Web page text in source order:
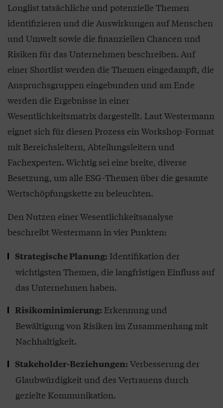
Longlist tatsächliche und potenzielle Themen
identifizieren und die Auswirkungen auf Menschen
und Umwelt sowie die finanziellen Chancen und
Risiken für das Unternehmen beschreiben. Auf
einer Shortlist werden die Themen eingedampft, die
Anspruchsgruppen eingebunden und am Ende
werden die Ergebnisse in einer
Wesentlichkeitsmatrix dargestellt. Laut Westermann
eignet sich für diesen Prozess ein Workshop-Format
mit Bereichsleitern, Abteilungsleitern und
Fachexperten. Wichtig sei eine breite, diverse
Besetzung, um alle ESG-Themen über die gesamte
Wertschöpfungskette zu beleuchten.
Den Nutzen einer Wesentlichkeitsanalyse
beschreibt Westermann in vier Punkten:
Strategische Planung: Identifikation der
wichtigsten Themen, die langfristigen Einfluss auf
das Unternehmen haben.
Risikominimierung: Erkennung und
Bewältigung von Risiken im Zusammenhang mit
Nachhaltigkeit.
Stakeholder-Beziehungen: Verbesserung der
Glaubwürdigkeit und des Vertrauens durch
gezielte Kommunikation.